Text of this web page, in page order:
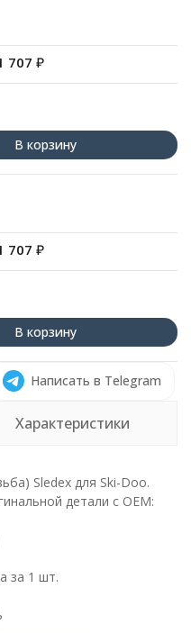
707 ₽
В корзину
707 ₽
В корзину
Написать в Telegram
Характеристики
Sledex для Ski-Doo.
детали с ОЕМ:
за 1 шт.